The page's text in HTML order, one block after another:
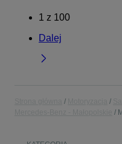
1 z 100
Dalej